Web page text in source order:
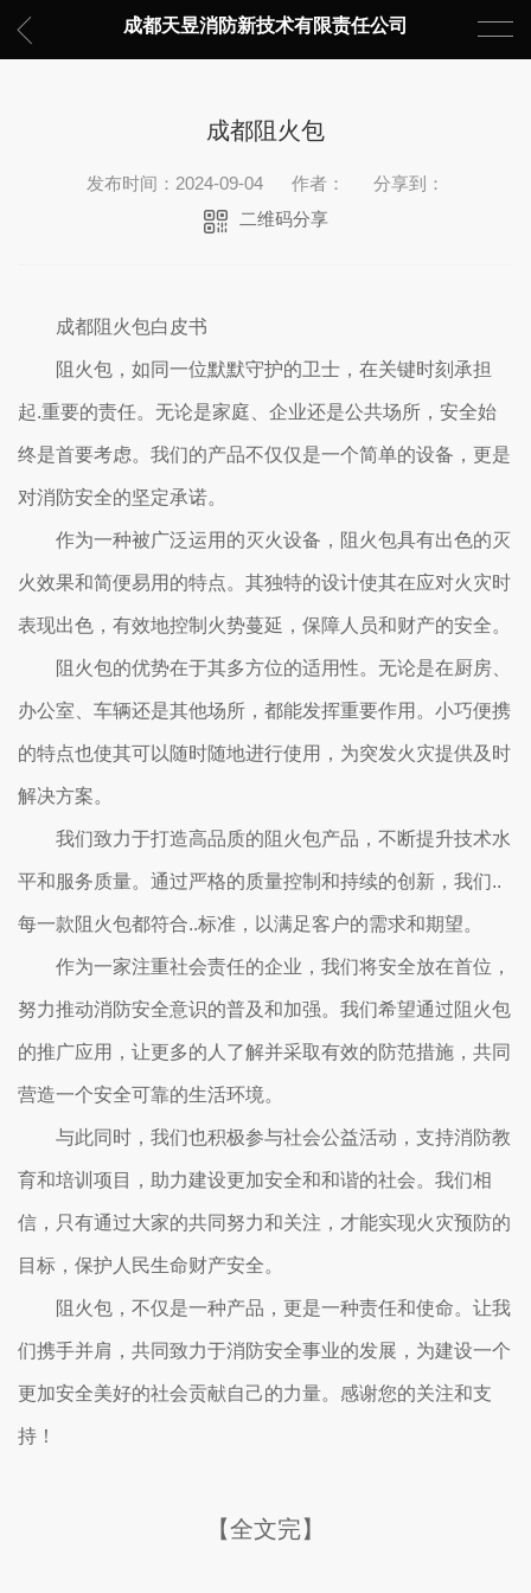
成都天昱消防新技术有限责任公司
成都阻火包
发布时间：2024-09-04 作者：
分享到：
二维码分享
成都阻火包白皮书
阻火包，如同一位默默守护的卫士，在关键时刻承担
起.重要的责任。无论是家庭、企业还是公共场所，安全始
终是首要考虑。我们的产品不仅仅是一个简单的设备，更是
对消防安全的坚定承诺。
作为一种被广泛运用的灭火设备，阻火包具有出色的灭
火效果和简便易用的特点。其独特的设计使其在应对火灾时
表现出色，有效地控制火势蔓延，保障人员和财产的安全。
阻火包的优势在于其多方位的适用性。无论是在厨房、
办公室、车辆还是其他场所，都能发挥重要作用。小巧便携
的特点也使其可以随时随地进行使用，为突发火灾提供及时
解决方案。
我们致力于打造高品质的阻火包产品，不断提升技术水
平和服务质量。通过严格的质量控制和持续的创新，我们..
每一款阻火包都符合..标准，以满足客户的需求和期望。
作为一家注重社会责任的企业，我们将安全放在首位，
努力推动消防安全意识的普及和加强。我们希望通过阻火包
的推广应用，让更多的人了解并采取有效的防范措施，共同
营造一个安全可靠的生活环境。
与此同时，我们也积极参与社会公益活动，支持消防教
育和培训项目，助力建设更加安全和和谐的社会。我们相
信，只有通过大家的共同努力和关注，才能实现火灾预防的
目标，保护人民生命财产安全。
阻火包，不仅是一种产品，更是一种责任和使命。让我
们携手并肩，共同致力于消防安全事业的发展，为建设一个
更加安全美好的社会贡献自己的力量。感谢您的关注和支
持！
【全文完】